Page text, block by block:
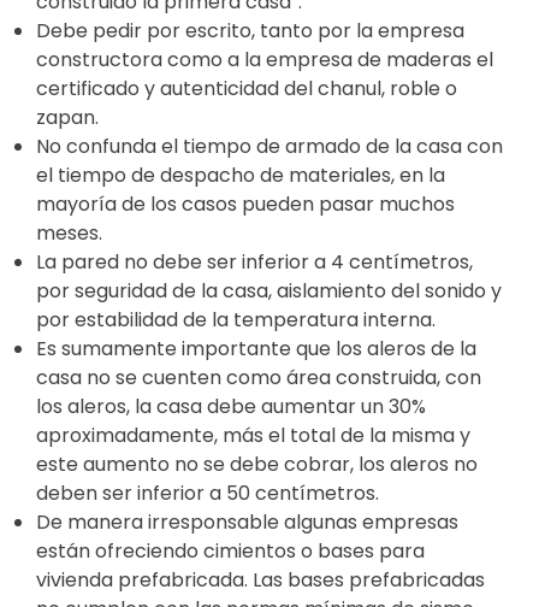
Debe pedir por escrito, tanto por la empresa
constructora como a la empresa de maderas el
certificado y autenticidad del chanul, roble o
zapan.
No confunda el tiempo de armado de la casa con
el tiempo de despacho de materiales, en la
mayoría de los casos pueden pasar muchos
meses.
La pared no debe ser inferior a 4 centímetros,
por seguridad de la casa, aislamiento del sonido y
por estabilidad de la temperatura interna.
Es sumamente importante que los aleros de la
casa no se cuenten como área construida, con
los aleros, la casa debe aumentar un 30%
aproximadamente, más el total de la misma y
este aumento no se debe cobrar, los aleros no
deben ser inferior a 50 centímetros.
De manera irresponsable algunas empresas
están ofreciendo cimientos o bases para
vivienda prefabricada. Las bases prefabricadas